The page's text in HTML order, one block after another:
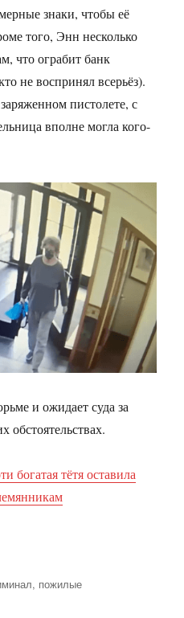
знаки, чтобы её
того, Энн несколько
что ограбит банк
не воспринял всерьёз).
пистолете, с
вполне могла кого-
и ожидает суда за
обстоятельствах.
богатая тётя оставила
, пожилые